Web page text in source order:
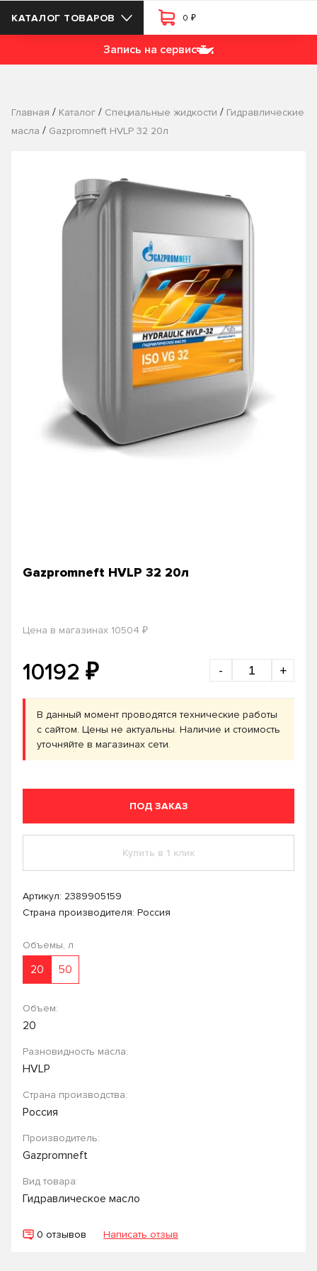
КАТАЛОГ ТОВАРОВ 0 ₽
Запись на сервис
Главная / Каталог / Специальные жидкости / Гидравлические
масла / Gazpromneft HVLP 32 20л
Gazpromneft HVLP 32 20л
Цена в магазинах 10504 ₽
10192 ₽ - +
В данный момент проводятся технические работы
с сайтом. Цены не актуальны. Наличие и стоимость
уточняйте в магазинах сети.
ПОД ЗАКАЗ
Купить в 1 клик
Артикул: 2389905159
Страна производителя: Россия
Объемы, л
20 50
Объем:
20
Разновидность масла:
HVLP
Страна производства:
Россия
Производитель:
Gazpromneft
Вид товара:
Гидравлическое масло
0 отзывов Написать отзыв